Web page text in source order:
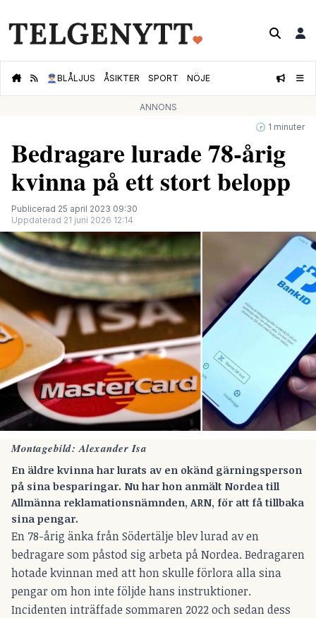
👮🏻‍♂️BLÅLJUS ÅSIKTER SPORT NÖJE
ANNONS
🕝 1 minuter
Bedragare lurade 78-årig
kvinna på ett stort belopp
Publicerad 25 april 2023 09:30
Uppdaterad 21 juni 2026 12:14
Montagebild: Alexander Isa
En äldre kvinna har lurats av en okänd gärningsperson
på sina besparingar. Nu har hon anmält Nordea till
Allmänna reklamationsnämnden, ARN, för att få tillbaka
sina pengar.
En 78-årig änka från Södertälje blev lurad av en
bedragare som påstod sig arbeta på Nordea. Bedragaren
hotade kvinnan med att hon skulle förlora alla sina
pengar om hon inte följde hans instruktioner.
Incidenten inträffade sommaren 2022 och sedan dess